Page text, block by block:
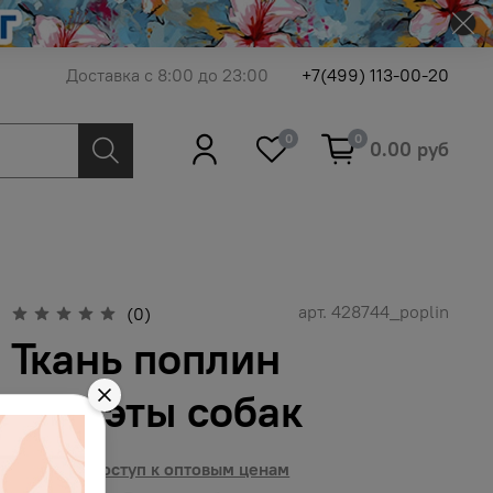
Доставка с 8:00 до 23:00 +7(499) 113-00-20
0 0 0.00 руб
(0) арт. 428744_poplin
Ткань поплин
силуэты собак
Получить доступ к оптовым ценам